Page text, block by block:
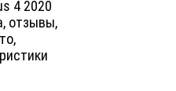
4 2020
отзывы,